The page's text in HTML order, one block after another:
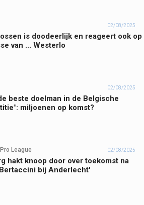
02/08/2025
is doodeerlijk en reageert ook op
van ... Westerlo
02/08/2025
beste doelman in de Belgische
miljoenen op komst?
League 02/08/2025
hakt knoop door over toekomst na
bij Anderlecht'